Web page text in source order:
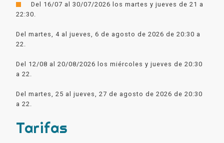
Del 16/07 al 30/07/2026 los martes y jueves de 21 a
22:30.
Del martes, 4 al jueves, 6 de agosto de 2026 de 20:30 a
22.
Del 12/08 al 20/08/2026 los miércoles y jueves de 20:30
a 22.
Del martes, 25 al jueves, 27 de agosto de 2026 de 20:30
a 22.
Tarifas